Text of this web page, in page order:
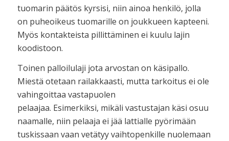
tuomarin päätös kyrsisi, niin ainoa henkilö, jolla
on puheoikeus tuomarille on joukkueen kapteeni.
Myös kontakteista pillittäminen ei kuulu lajin
koodistoon.
Toinen palloilulaji jota arvostan on käsipallo.
Miestä otetaan railakkaasti, mutta tarkoitus ei ole
vahingoittaa vastapuolen
pelaajaa. Esimerkiksi, mikäli vastustajan käsi osuu
naamalle, niin pelaaja ei jää lattialle pyörimään
tuskissaan vaan vetätyy vaihtopenkille nuolemaan